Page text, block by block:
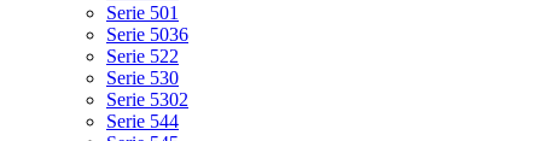
Serie 501
Serie 5036
Serie 522
Serie 530
Serie 5302
Serie 544